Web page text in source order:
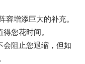
容增添巨大的补充。
您花时间。
会阻止您退缩，但如